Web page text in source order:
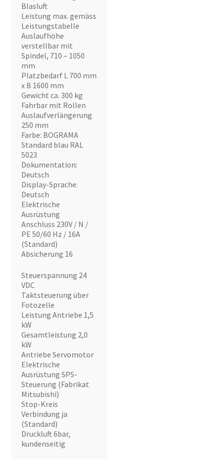
Blasluft
Leistung max. gemäss
Leistungstabelle
Auslaufhöhe
verstellbar mit
Spindel, 710 – 1050
mm
Platzbedarf L 700 mm
x B 1600 mm
Gewicht ca. 300 kg
Fahrbar mit Rollen
Auslaufverlängerung
250 mm
Farbe: BOGRAMA
Standard blau RAL
5023
Dokumentation:
Deutsch
Display-Sprache:
Deutsch
Elektrische
Ausrüstung
Anschluss 230V / N /
PE 50/60 Hz / 16A
(Standard)
Absicherung 16
Steuerspannung 24
VDC
Taktsteuerung über
Fotozelle
Leistung Antriebe 1,5
kW
Gesamtleistung 2,0
kW
Antriebe Servomotor
Elektrische
Ausrüstung SPS-
Steuerung (Fabrikat
Mitsubishi)
Stop-Kreis
Verbindung ja
(Standard)
Druckluft 6bar,
kundenseitig